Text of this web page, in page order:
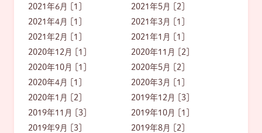
2021年6月 [1]
2021年5月 [2]
2021年4月 [1]
2021年3月 [1]
2021年2月 [1]
2021年1月 [1]
2020年12月 [1]
2020年11月 [2]
2020年10月 [1]
2020年5月 [2]
2020年4月 [1]
2020年3月 [1]
2020年1月 [2]
2019年12月 [3]
2019年11月 [3]
2019年10月 [1]
2019年9月 [3]
2019年8月 [2]